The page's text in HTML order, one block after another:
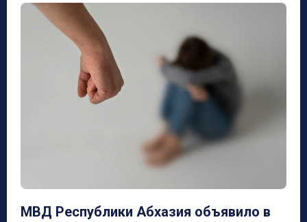
МВД Республики Абхазия объявило в